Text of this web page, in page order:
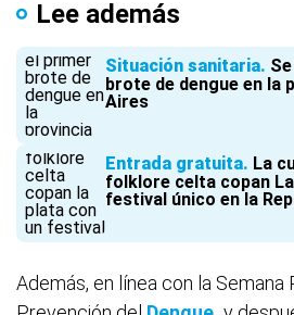
Lee además
Situación sanitaria
brote de dengue en la
Aires
Entrada gratuita La
folklore celta copan
festival único en la
Además, en línea con la Semana